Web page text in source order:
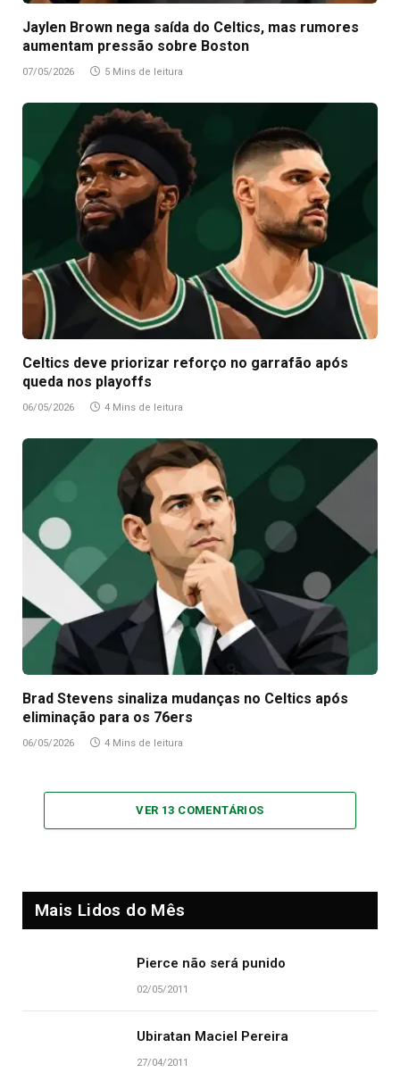
Jaylen Brown nega saída do Celtics, mas rumores
aumentam pressão sobre Boston
07/05/2026 5 Mins de leitura
Celtics deve priorizar reforço no garrafão após
queda nos playoffs
06/05/2026 4 Mins de leitura
Brad Stevens sinaliza mudanças no Celtics após
eliminação para os 76ers
06/05/2026 4 Mins de leitura
VER 13 COMENTÁRIOS
Mais Lidos do Mês
Pierce não será punido
02/05/2011
Ubiratan Maciel Pereira
27/04/2011